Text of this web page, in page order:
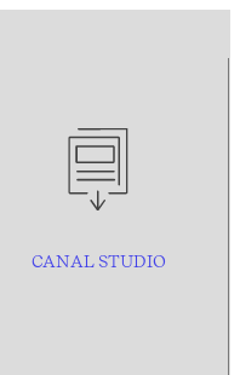
CANAL STUDIO